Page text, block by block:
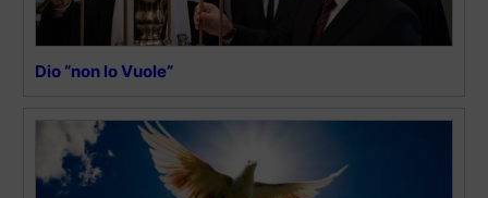
Dio “non lo Vuole”